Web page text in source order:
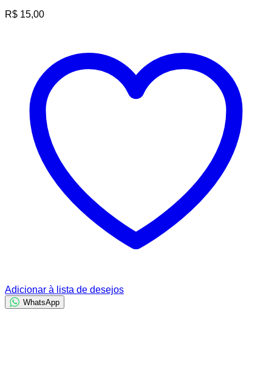
R$ 15,00
Adicionar à lista de desejos
WhatsApp